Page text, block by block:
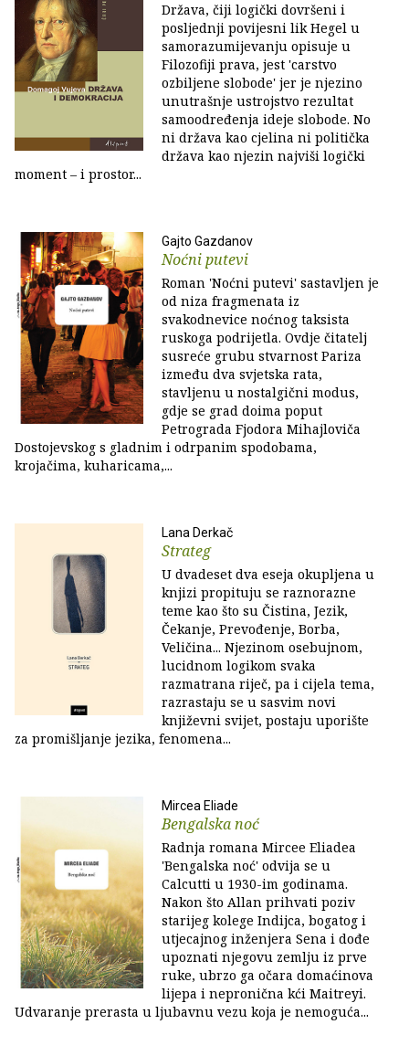
Država, čiji logički dovršeni i
posljednji povijesni lik Hegel u
samorazumijevanju opisuje u
Filozofiji prava, jest 'carstvo
ozbiljene slobode' jer je njezino
unutrašnje ustrojstvo rezultat
samoodređenja ideje slobode. No
ni država kao cjelina ni politička
država kao njezin najviši logički
moment – i prostor...
Gajto Gazdanov
Noćni putevi
Roman 'Noćni putevi' sastavljen je
od niza fragmenata iz
svakodnevice noćnog taksista
ruskoga podrijetla. Ovdje čitatelj
susreće grubu stvarnost Pariza
između dva svjetska rata,
stavljenu u nostalgični modus,
gdje se grad doima poput
Petrograda Fjodora Mihajloviča
Dostojevskog s gladnim i odrpanim spodobama,
krojačima, kuharicama,...
Lana Derkač
Strateg
U dvadeset dva eseja okupljena u
knjizi propituju se raznorazne
teme kao što su Čistina, Jezik,
Čekanje, Prevođenje, Borba,
Veličina... Njezinom osebujnom,
lucidnom logikom svaka
razmatrana riječ, pa i cijela tema,
razrastaju se u sasvim novi
književni svijet, postaju uporište
za promišljanje jezika, fenomena...
Mircea Eliade
Bengalska noć
Radnja romana Mircee Eliadea
'Bengalska noć' odvija se u
Calcutti u 1930-im godinama.
Nakon što Allan prihvati poziv
starijeg kolege Indijca, bogatog i
utjecajnog inženjera Sena i dođe
upoznati njegovu zemlju iz prve
ruke, ubrzo ga očara domaćinova
lijepa i nepronična kći Maitreyi.
Udvaranje prerasta u ljubavnu vezu koja je nemoguća...